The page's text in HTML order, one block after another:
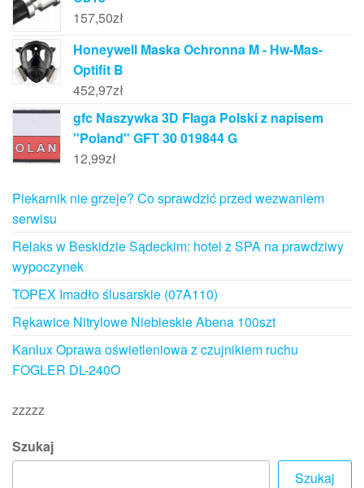
157,50zł
Honeywell Maska Ochronna M - Hw-Mas-
Optifit B
452,97zł
gfc Naszywka 3D Flaga Polski z napisem
"Poland" GFT 30 019844 G
12,99zł
Piekarnik nie grzeje? Co sprawdzić przed wezwaniem
serwisu
Relaks w Beskidzie Sądeckim: hotel z SPA na prawdziwy
wypoczynek
TOPEX Imadło ślusarskie (07A110)
Rękawice Nitrylowe Niebieskie Abena 100szt
Kanlux Oprawa oświetleniowa z czujnikiem ruchu
FOGLER DL-240O
zzzzz
Szukaj
Szukaj